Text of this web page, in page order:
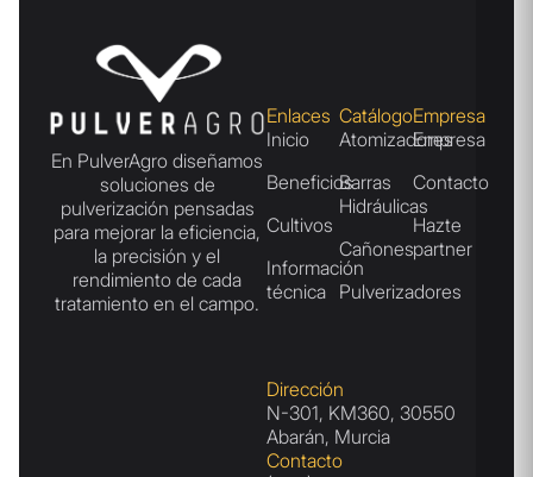
En PulverAgro diseñamos
soluciones de
pulverización pensadas
para mejorar la eficiencia,
la precisión y el
rendimiento de cada
tratamiento en el campo.
Enlaces
Inicio
Beneficios
Cultivos
Información
técnica
Catálogo
Atomizadores
Barras
Hidráulicas
Cañones
Pulverizadores
Empresa
Empresa
Contacto
Hazte
partner
Dirección
N-301, KM360, 30550
Abarán, Murcia
Contacto